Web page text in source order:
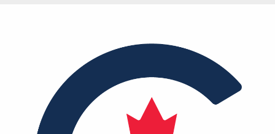
BÉNÉVOLE
ADHÉREZ
BOUTIQUE